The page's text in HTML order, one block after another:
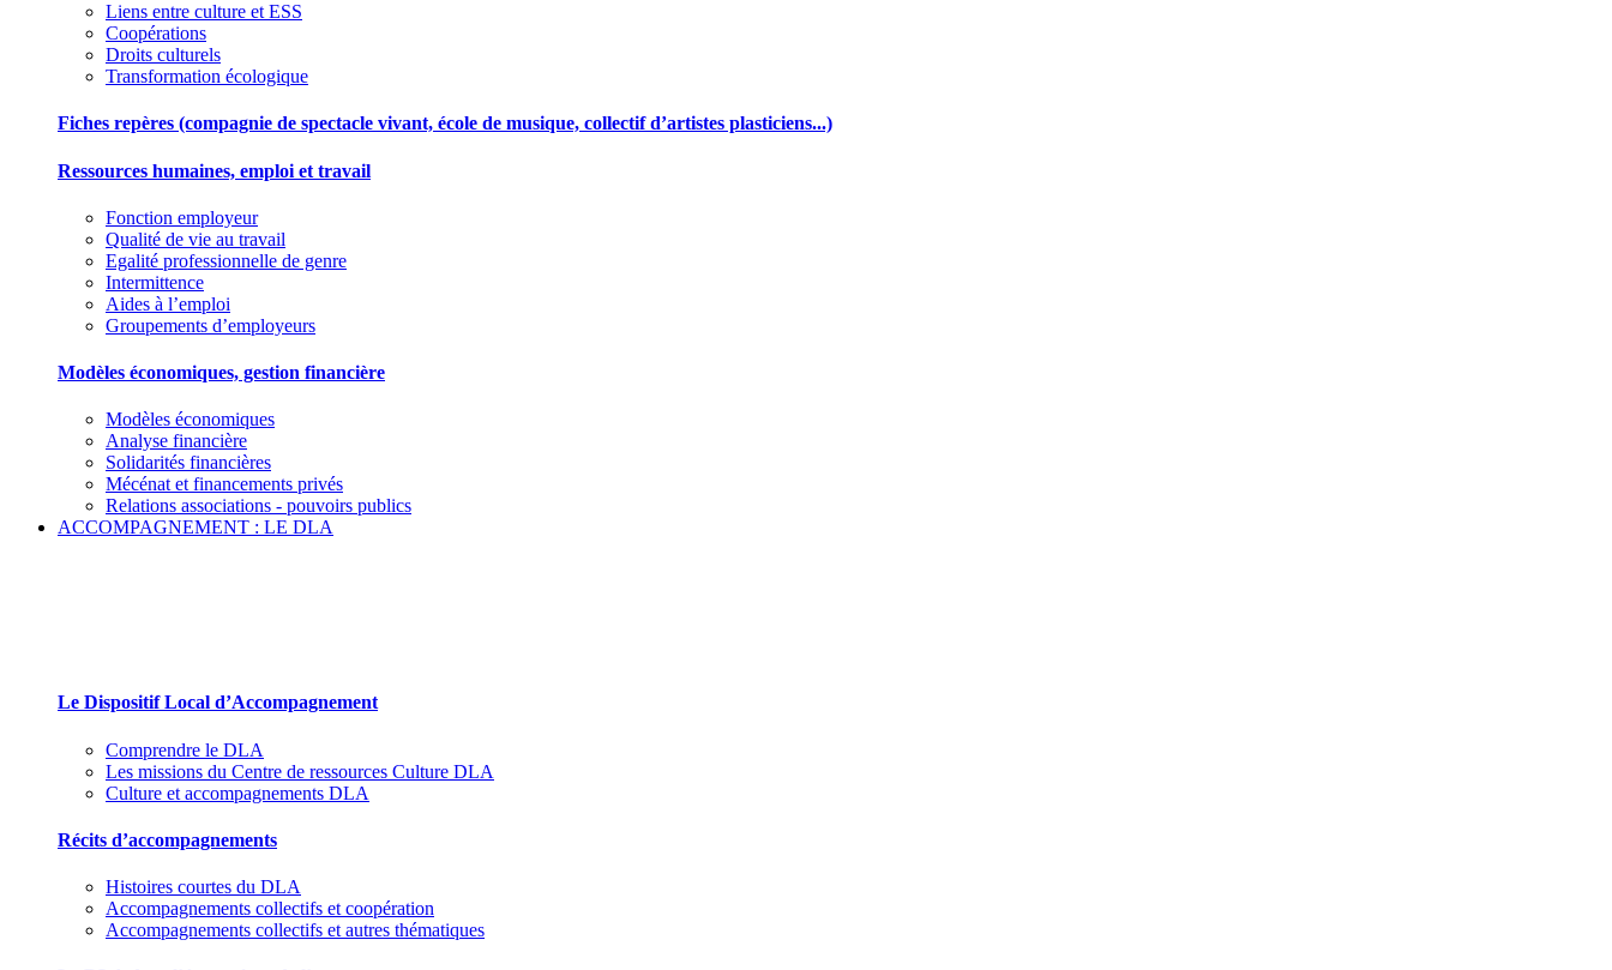
Liens entre culture et ESS
Coopérations
Droits culturels
Transformation écologique
Fiches repères (compagnie de spectacle vivant, école de musique, collectif d’artistes plasticiens...)
Ressources humaines, emploi et travail
Fonction employeur
Qualité de vie au travail
Egalité professionnelle de genre
Intermittence
Aides à l’emploi
Groupements d’employeurs
Modèles économiques, gestion financière
Modèles économiques
Analyse financière
Solidarités financières
Mécénat et financements privés
Relations associations - pouvoirs publics
ACCOMPAGNEMENT : LE DLA
Le Dispositif Local d’Accompagnement
Comprendre le DLA
Les missions du Centre de ressources Culture DLA
Culture et accompagnements DLA
Récits d’accompagnements
Histoires courtes du DLA
Accompagnements collectifs et coopération
Accompagnements collectifs et autres thématiques